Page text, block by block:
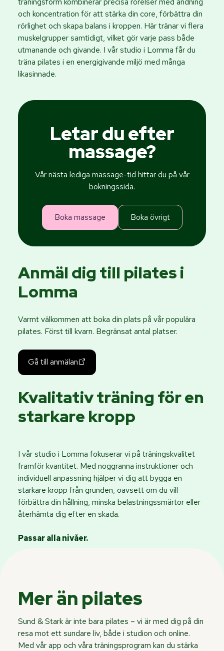
och koncentration för att stärka din core, förbättra din
rörlighet och skapa balans i kroppen. Här tränar vi flera
muskelgrupper samtidigt, vilket gör varje pass både
utmanande och givande. I vår studio i Lomma får du
träna pilates i en energigivande miljö med många
likasinnade.
Letar du efter
massage?
Vår nästa lediga massage-tid hittar du på vår
bokningssida.
Boka massage Boka övrigt
Anmäl dig till pilates i
Lomma
Varmt välkommen att boka din plats på vår populära
pilates. Först till kvarn. Begränsat antal platser.
Gå till anmälan
Kvalitativ träning för en
starkare kropp
I vår studio i Lomma fokuserar vi på träningskvalitet
framför kvantitet. Med noggranna instruktioner och
individuell anpassning hjälper vi dig att bygga en
starkare kropp från grunden, oavsett om du vill
förbättra din hållning, minska belastningssmärtor eller
återhämta dig efter en skada.
Passar alla nivåer.
Mer än pilates
Sund & Stark är inte bara pilates – vi är med dig på din
resa mot ett sundare liv, både i studion och online.
Med vår app och våra träningsprogram kan du stärka